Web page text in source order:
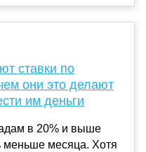
ставки по
они это делают
им деньги
в 20% и выше
меньше месяца. Хотя